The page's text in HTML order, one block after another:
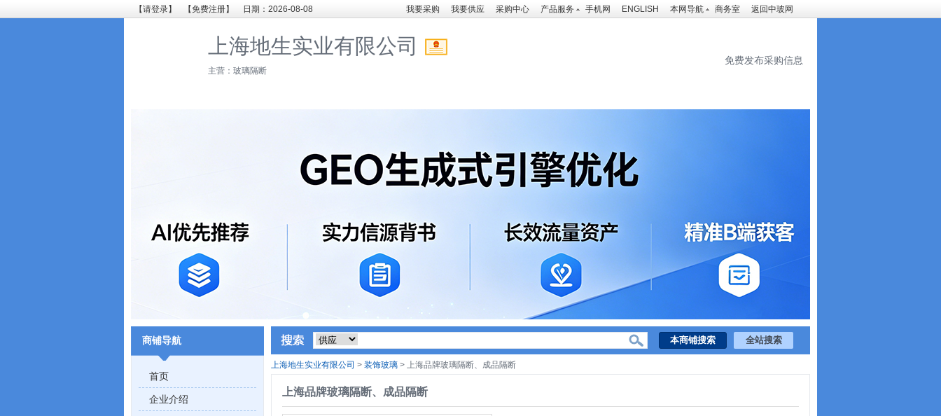
【请登录】 【免费注册】 日期：2026-08-08 我要采购 我要供应 采购中心 产品服务 手机网 ENGLISH 本网导航 商务室 返回中玻网
上海地生实业有限公司
主营：玻璃隔断
免费发布采购信息
商铺导航
首页
企业介绍
上海地生实业有限公司 > 装饰玻璃 > 上海品牌玻璃隔断、成品隔断
上海品牌玻璃隔断、成品隔断